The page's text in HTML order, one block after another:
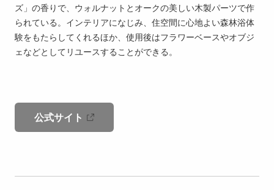
ズ」の香りで、ウォルナットとオークの美しい木製パーツで作
られている。インテリアになじみ、住空間に心地よい森林浴体
験をもたらしてくれるほか、使用後はフラワーベースやオブジ
ェなどとしてリユースすることができる。
公式サイト